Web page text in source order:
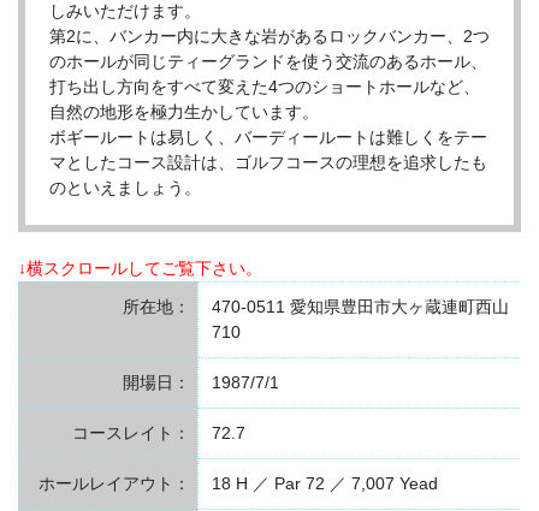
しみいただけます。
第2に、バンカー内に大きな岩があるロックバンカー、2つ
のホールが同じティーグランドを使う交流のあるホール、
打ち出し方向をすべて変えた4つのショートホールなど、
自然の地形を極力生かしています。
ボギールートは易しく、バーディールートは難しくをテー
マとしたコース設計は、ゴルフコースの理想を追求したも
のといえましょう。
↓横スクロールしてご覧下さい。
所在地：
470-0511 愛知県豊田市大ヶ蔵連町西山
710
開場日： 1987/7/1
コースレイト： 72.7
ホールレイアウト： 18 H ／ Par 72 ／ 7,007 Yead